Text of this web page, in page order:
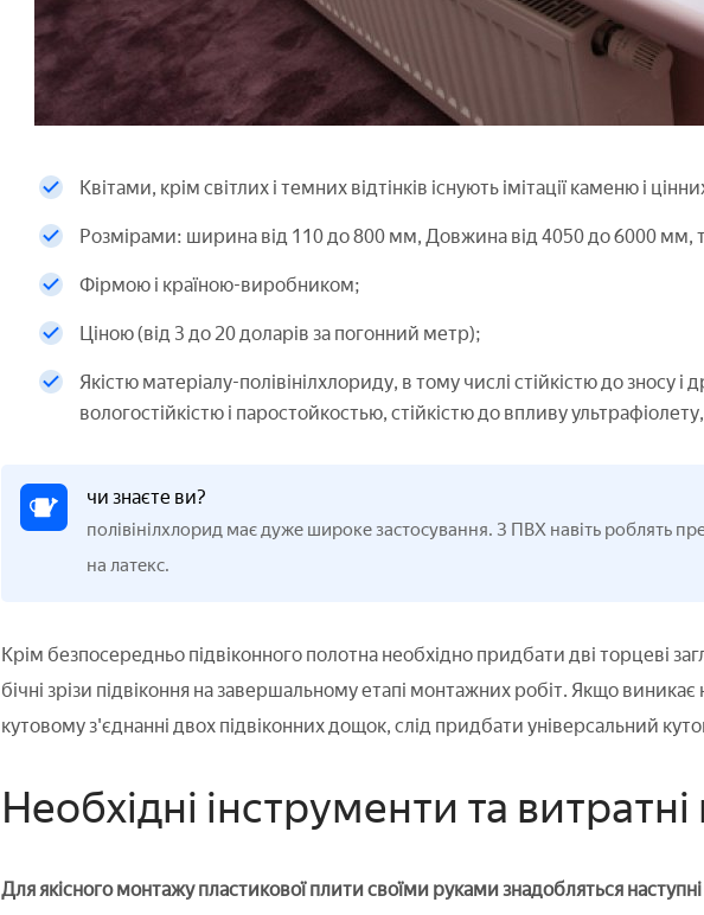
Квітами, крім світлих і темних відтінків існують імітації каменю і
Розмірами: ширина від 110 до 800 мм, Довжина від 4050 до 6000 мм,
Фірмою і країною-виробником;
Ціною (від 3 до 20 доларів за погонний метр);
Якістю матеріалу-полівінілхлориду, в тому числі стійкістю до зносу і
вологостійкістю і паростойкостью, стійкістю до впливу
чи знаєте ви?
полівінілхлорид має дуже широке застосування. З ПВХ навіть роблять
на латекс.
Крім безпосередньо підвіконного полотна необхідно придбати дві торцеві
бічні зрізи підвіконня на завершальному етапі монтажних робіт. Якщо
кутовому з'єднанні двох підвіконних дощок, слід придбати універсальний
Необхідні інструменти та
Для якісного монтажу пластикової плити своїми руками знадобляться наступні